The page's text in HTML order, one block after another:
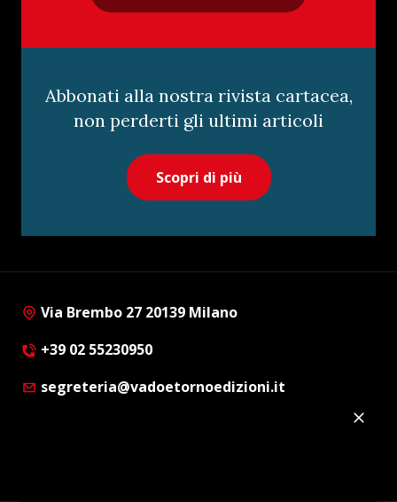
Abbonati alla nostra rivista cartacea,
non perderti gli ultimi articoli
Scopri di più
Via Brembo 27 20139 Milano
+39 02 55230950
segreteria@vadoetornoedizioni.it